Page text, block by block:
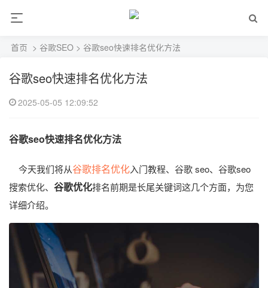
首页 > 谷歌SEO > 谷歌seo快速排名优化方法
谷歌seo快速排名优化方法
2025-05-05 12:09:52
谷歌seo快速排名优化方法
今天我们将从谷歌排名优化入门教程、谷歌 seo、谷歌seo
搜索优化、 谷歌优化排名前期是长尾关键词这几个方面，为您
详细介绍。